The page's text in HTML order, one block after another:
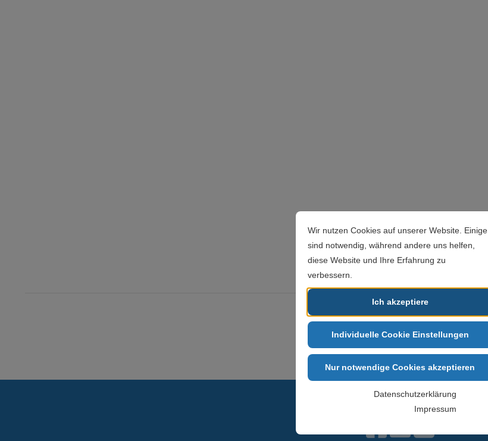
Wir nutzen Cookies auf unserer Website. Einige
sind notwendig, während andere uns helfen,
diese Website und Ihre Erfahrung zu
verbessern.
Ich akzeptiere
Individuelle Cookie Einstellungen
Nur notwendige Cookies akzeptieren
Datenschutzerklärung
Impressum
FacebookInstagramE-Mail senden